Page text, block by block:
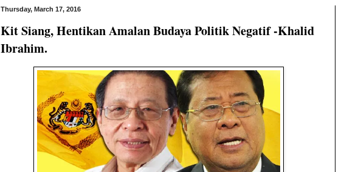
Thursday, March 17, 2016
Kit Siang, Hentikan Amalan Budaya Politik Negatif -Khalid
Ibrahim.